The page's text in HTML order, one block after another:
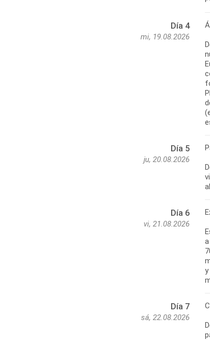
Día 4
mi, 19.08.2026
Día 5
ju, 20.08.2026
Día 6
vi, 21.08.2026
Día 7
sá, 22.08.2026